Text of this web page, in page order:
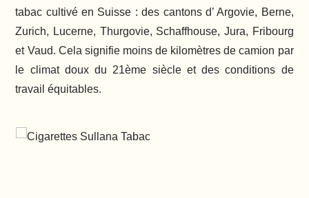
tabac cultivé en Suisse : des cantons d’ Argovie, Berne,
Zurich, Lucerne, Thurgovie, Schaffhouse, Jura, Fribourg
et Vaud. Cela signifie moins de kilomètres de camion par
le climat doux du 21ème siècle et des conditions de
travail équitables.